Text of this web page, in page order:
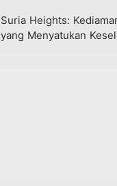
Suria Heights:
yang Menyatukan